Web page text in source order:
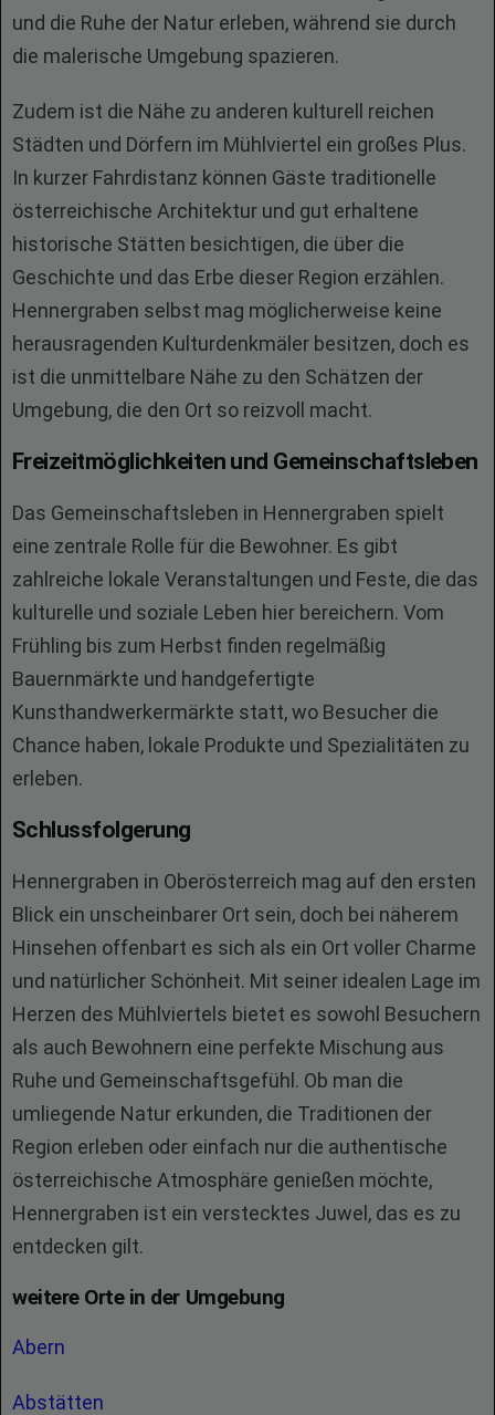
und die Ruhe der Natur erleben, während sie durch
die malerische Umgebung spazieren.
Zudem ist die Nähe zu anderen kulturell reichen
Städten und Dörfern im Mühlviertel ein großes Plus.
In kurzer Fahrdistanz können Gäste traditionelle
österreichische Architektur und gut erhaltene
historische Stätten besichtigen, die über die
Geschichte und das Erbe dieser Region erzählen.
Hennergraben selbst mag möglicherweise keine
herausragenden Kulturdenkmäler besitzen, doch es
ist die unmittelbare Nähe zu den Schätzen der
Umgebung, die den Ort so reizvoll macht.
Freizeitmöglichkeiten und Gemeinschaftsleben
Das Gemeinschaftsleben in Hennergraben spielt
eine zentrale Rolle für die Bewohner. Es gibt
zahlreiche lokale Veranstaltungen und Feste, die das
kulturelle und soziale Leben hier bereichern. Vom
Frühling bis zum Herbst finden regelmäßig
Bauernmärkte und handgefertigte
Kunsthandwerkermärkte statt, wo Besucher die
Chance haben, lokale Produkte und Spezialitäten zu
erleben.
Schlussfolgerung
Hennergraben in Oberösterreich mag auf den ersten
Blick ein unscheinbarer Ort sein, doch bei näherem
Hinsehen offenbart es sich als ein Ort voller Charme
und natürlicher Schönheit. Mit seiner idealen Lage im
Herzen des Mühlviertels bietet es sowohl Besuchern
als auch Bewohnern eine perfekte Mischung aus
Ruhe und Gemeinschaftsgefühl. Ob man die
umliegende Natur erkunden, die Traditionen der
Region erleben oder einfach nur die authentische
österreichische Atmosphäre genießen möchte,
Hennergraben ist ein verstecktes Juwel, das es zu
entdecken gilt.
weitere Orte in der Umgebung
Abern
Abstätten